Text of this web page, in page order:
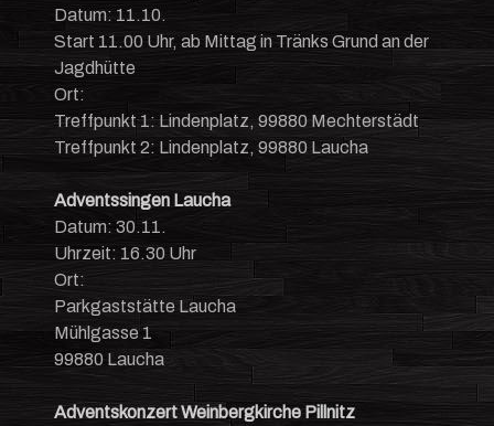
Datum: 11.10.
Start 11.00 Uhr, ab Mittag in Tränks Grund an der
Jagdhütte
Ort:
Treffpunkt 1: Lindenplatz, 99880 Mechterstädt
Treffpunkt 2: Lindenplatz, 99880 Laucha
Adventssingen Laucha
Datum: 30.11.
Uhrzeit: 16.30 Uhr
Ort:
Parkgaststätte Laucha
Mühlgasse 1
99880 Laucha
Adventskonzert Weinbergkirche Pillnitz